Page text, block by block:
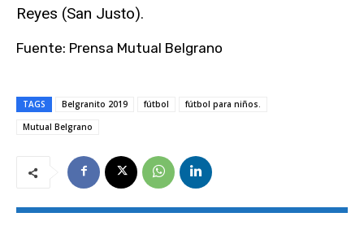
Reyes (San Justo).
Fuente: Prensa Mutual Belgrano
TAGS Belgranito 2019 fútbol
fútbol para niños.
Mutual Belgrano